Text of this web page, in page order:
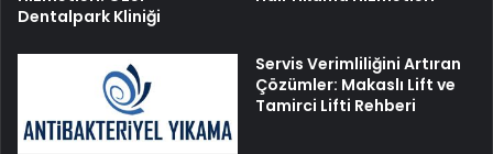
Dentalpark Kliniği
Servis Verimliliğini Artıran
Çözümler: Makaslı Lift ve
Tamirci Lifti Rehberi